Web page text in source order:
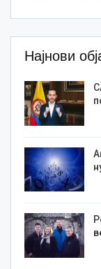
Најнови